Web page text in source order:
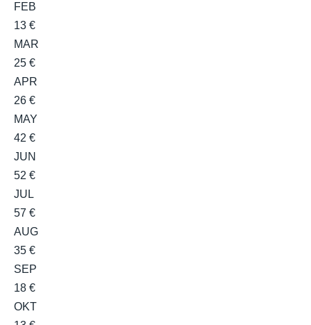
FEB
13 €
MAR
25 €
APR
26 €
MAY
42 €
JUN
52 €
JUL
57 €
AUG
35 €
SEP
18 €
OKT